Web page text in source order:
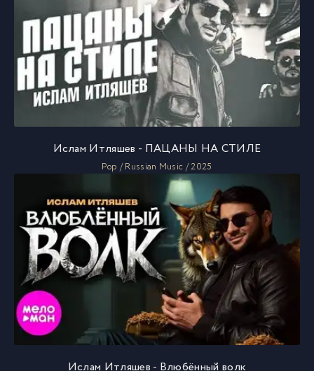
Ислам Итляшев - ПАЦАНЫ НА СТИЛЕ
Pop / Russian Music / 2025
Ислам Итляшев - Влюбённый волк